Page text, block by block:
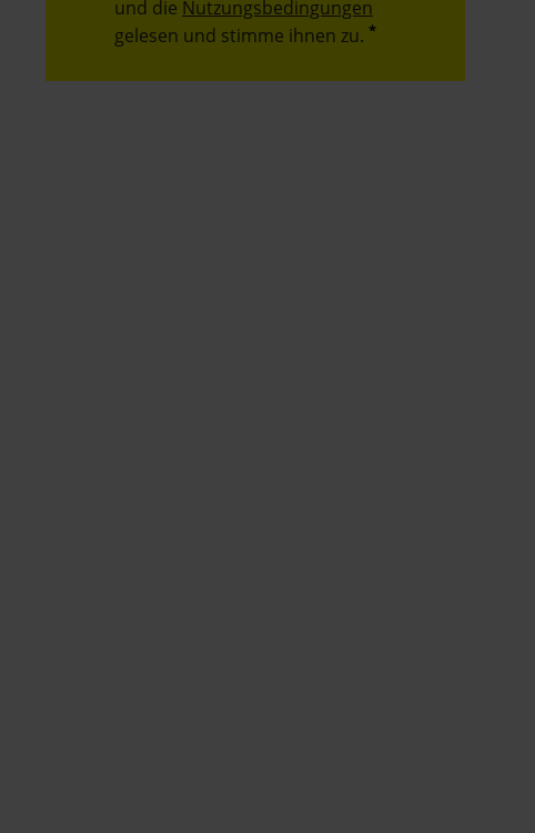
und die Nutzungsbedingungen
gelesen und stimme ihnen zu.